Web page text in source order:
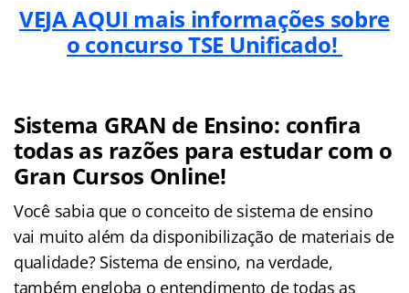
VEJA AQUI mais informações sobre
o concurso TSE Unificado!
Sistema GRAN de Ensino: confira
todas as razões para estudar com o
Gran Cursos Online!
Você sabia que o conceito de sistema de ensino
vai muito além da disponibilização de materiais de
qualidade? Sistema de ensino, na verdade,
também engloba o entendimento de todas as